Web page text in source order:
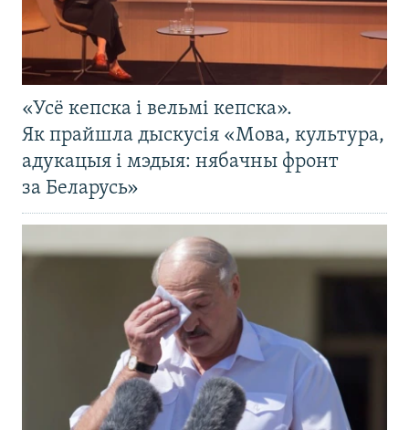
«Усё кепска і вельмі кепска».
Як прайшла дыскусія «Мова, культура,
адукацыя і мэдыя: нябачны фронт
за Беларусь»